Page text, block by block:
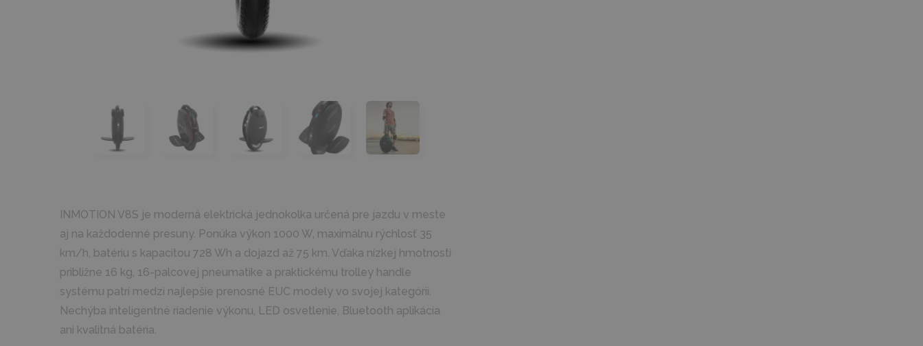
INMOTION V8S je moderná elektrická jednokolka určená pre jazdu v meste
aj na každodenné presuny. Ponúka výkon 1000 W, maximálnu rýchlosť 35
km/h, batériu s kapacitou 728 Wh a dojazd až 75 km. Vďaka nízkej hmotnosti
približne 16 kg, 16-palcovej pneumatike a praktickému trolley handle
systému patrí medzi najlepšie prenosné EUC modely vo svojej kategórii.
Nechýba inteligentné riadenie výkonu, LED osvetlenie, Bluetooth aplikácia
ani kvalitná batéria.